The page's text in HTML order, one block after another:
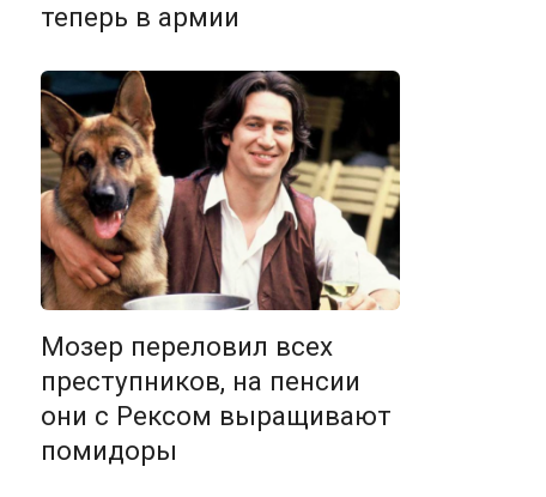
теперь в армии
Мозер переловил всех
преступников, на пенсии
они с Рексом выращивают
помидоры